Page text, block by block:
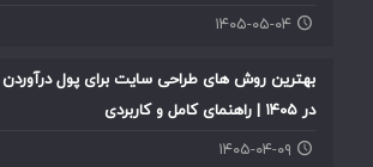
۱۴۰۵-۰۵-۰۴
بهترین روش های طراحی سایت برای پول درآوردن
در ۱۴۰۵ | راهنمای کامل و کاربردی
۱۴۰۵-۰۴-۰۹